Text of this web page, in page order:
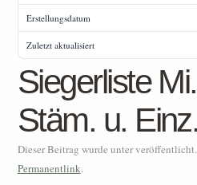
Erstellungsdatum
Zuletzt aktualisiert
Siegerliste
Stäm. u.
Dieser Beitrag wurde unter
Permanentlink.